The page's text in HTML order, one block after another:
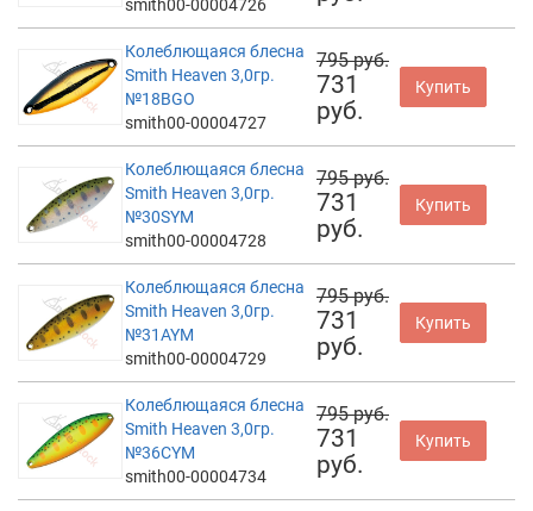
smith00-00004726
Колеблющаяся блесна
Smith Heaven 3,0гр.
№18BGO
smith00-00004727
795 руб.
731
руб.
Купить
Колеблющаяся блесна
Smith Heaven 3,0гр.
№30SYM
smith00-00004728
795 руб.
731
руб.
Купить
Колеблющаяся блесна
Smith Heaven 3,0гр.
№31AYM
smith00-00004729
795 руб.
731
руб.
Купить
Колеблющаяся блесна
Smith Heaven 3,0гр.
№36CYM
smith00-00004734
795 руб.
731
руб.
Купить